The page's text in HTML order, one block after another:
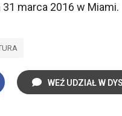
31 marca 2016 w Miami.
WEŹ UDZIAŁ W